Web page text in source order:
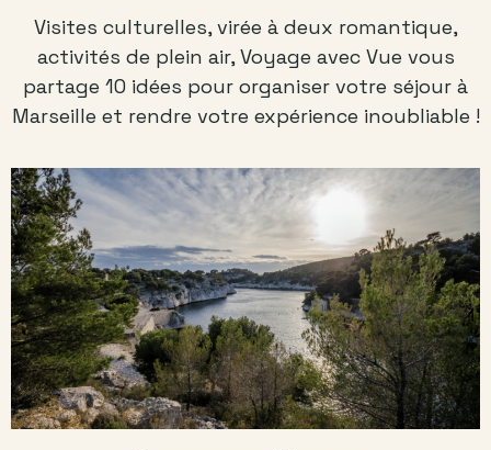
Visites culturelles, virée à deux romantique,
activités de plein air, Voyage avec Vue vous
partage 10 idées pour organiser votre séjour à
Marseille et rendre votre expérience inoubliable !